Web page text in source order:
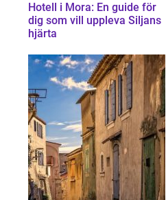
Hotell i Mora: En guide för
dig som vill uppleva Siljans
hjärta